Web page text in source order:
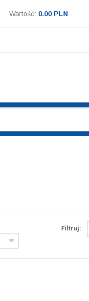
Wartość: 0.00 PLN
Filtruj: